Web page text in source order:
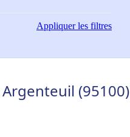
Appliquerles filtres
(95100)